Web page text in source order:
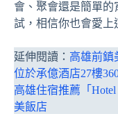
會、聚會還是簡單
試，相信你也會愛上
延伸閱讀： 高雄前鎮
位於承億酒店27樓
高雄住宿推薦「
美飯店